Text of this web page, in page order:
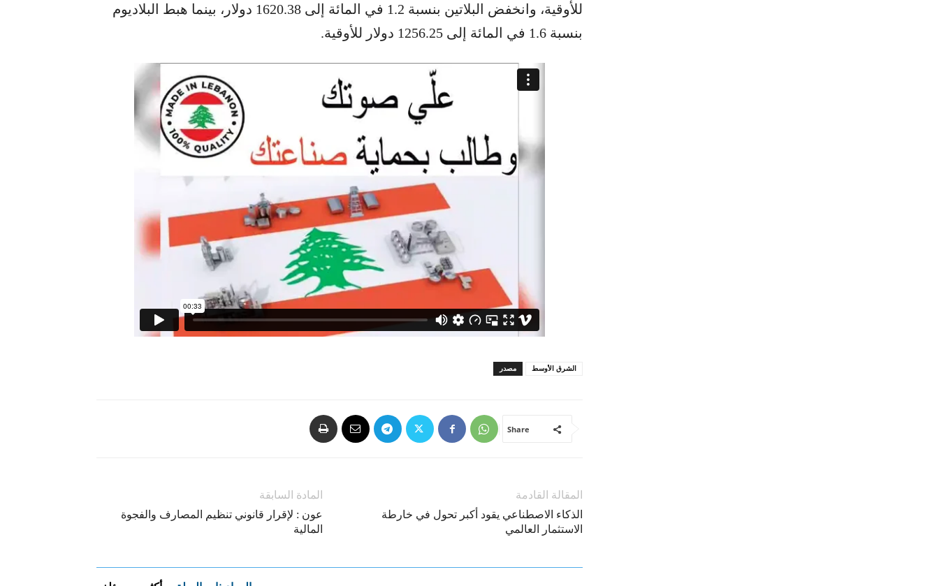
للأوقية، وانخفض البلاتين بنسبة 1.2 في المائة إلى 1620.38 دولار، بينما هبط البلاديوم
بنسبة 1.6 في المائة إلى 1256.25 دولار للأوقية.
مصدر الشرق الأوسط
Share
المادة السابقة
عون : لإقرار قانوني تنظيم المصارف والفجوة
المالية
المقالة القادمة
الذكاء الاصطناعي يقود أكبر تحول في خارطة
الاستثمار العالمي